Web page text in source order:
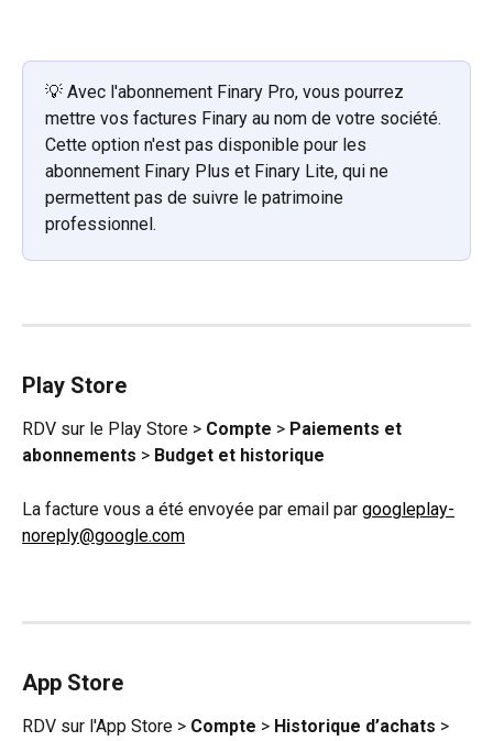
💡 Avec l'abonnement Finary Pro, vous pourrez
mettre vos factures Finary au nom de votre société.
Cette option n'est pas disponible pour les
abonnement Finary Plus et Finary Lite, qui ne
permettent pas de suivre le patrimoine
professionnel.
Play Store
RDV sur le Play Store > Compte > Paiements et
abonnements > Budget et historique
La facture vous a été envoyée par email par googleplay-
noreply@google.com
App Store
RDV sur l'App Store > Compte > Historique d’achats >